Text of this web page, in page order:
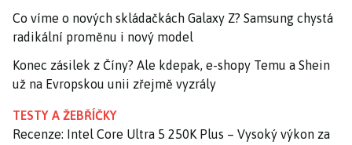
Co víme o nových skládačkách Galaxy Z? Samsung chystá
radikální proměnu i nový model
Konec zásilek z Číny? Ale kdepak, e-shopy Temu a Shein
už na Evropskou unii zřejmě vyzrály
TESTY A ŽEBŘÍČKY
Recenze: Intel Core Ultra 5 250K Plus – Vysoký výkon za